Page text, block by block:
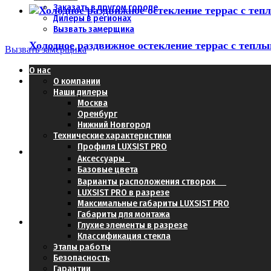
Заказать в другом городе
Дилеры в регионах
Вызвать замерщика
Вызвать замерщика
О нас
О компании
Наши дилеры
Москва
Оренбург
Нижний Новгород
Технические характеристики
Профиля LUXSIST PRO
Аксессуары
Базовые цвета
Варианты расположения створок
LUXSIST PRO в разрезе
Максимальные габариты LUXSIST PRO
Габариты для монтажа
Глухие элементы в разрезе
Классификация стекла
Этапы работы
Безопасность
Гарантии
Холодное раздвижное остекление террас с
Почему в Московской области необходимо
Система безрамного раздвижного остекления
Чем себя зарекомендовала Система LuxSist